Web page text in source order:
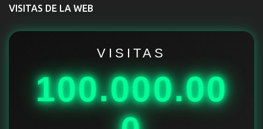
t
VISITAS DE LA WEB
VISITAS
100.000.00